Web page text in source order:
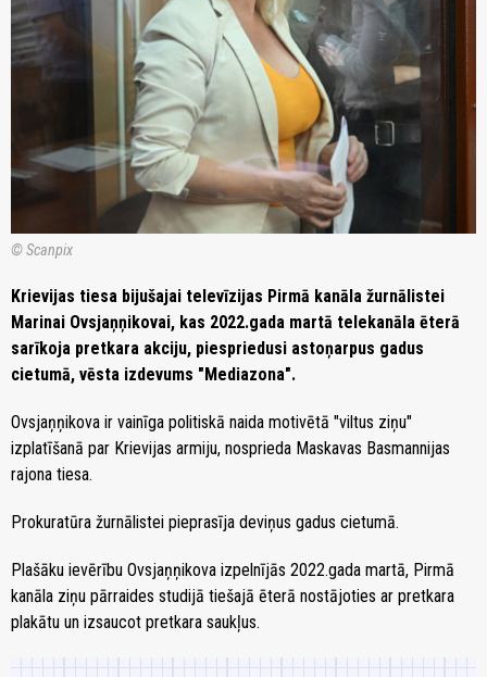
© Scanpix
Krievijas tiesa bijušajai televīzijas Pirmā kanāla žurnālistei
Marinai Ovsjaņņikovai, kas 2022.gada martā telekanāla ēterā
sarīkoja pretkara akciju, piespriedusi astoņarpus gadus
cietumā, vēsta izdevums "Mediazona".
Ovsjaņņikova ir vainīga politiskā naida motivētā "viltus ziņu"
izplatīšanā par Krievijas armiju, nosprieda Maskavas Basmannijas
rajona tiesa.
Prokuratūra žurnālistei pieprasīja deviņus gadus cietumā.
Plašāku ievērību Ovsjaņņikova izpelnījās 2022.gada martā, Pirmā
kanāla ziņu pārraides studijā tiešajā ēterā nostājoties ar pretkara
plakātu un izsaucot pretkara saukļus.